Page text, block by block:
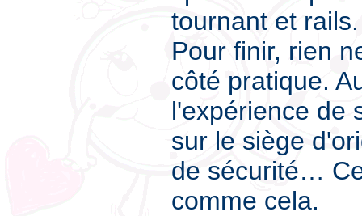
tournant et
Pour finir, rien
côté pratique.
l'expérience de
sur le siège
de sécurité…
comme cela.